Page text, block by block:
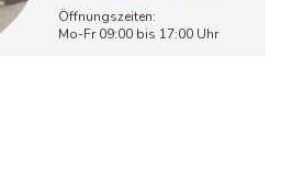
Öffnungszeiten:
Mo-Fr 09:00 bis 17:00 Uhr